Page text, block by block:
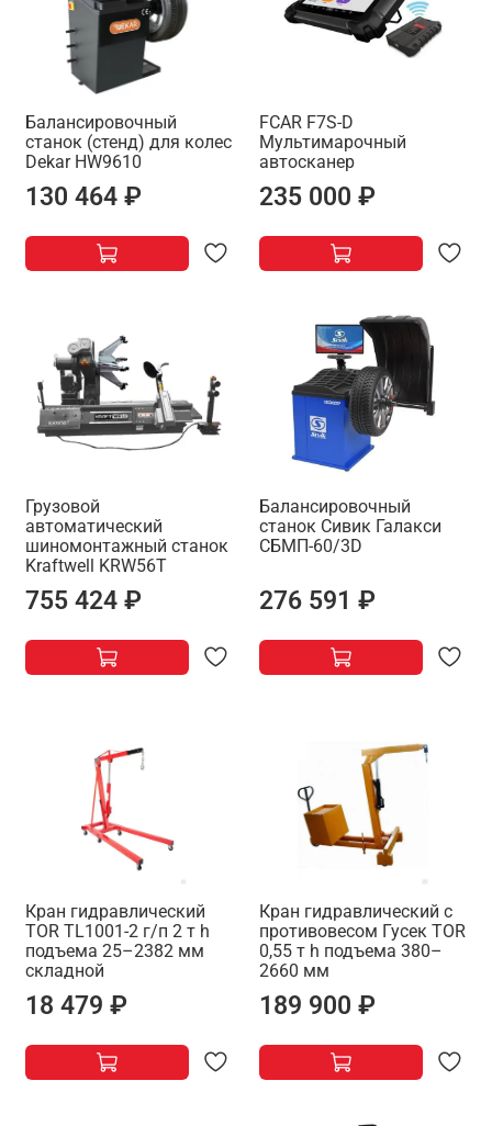
Балансировочный
станок (стенд) для колес
Dekar HW9610
130 464 ₽
FCAR F7S-D
Мультимарочный
автосканер
235 000 ₽
Грузовой
автоматический
шиномонтажный станок
Kraftwell KRW56T
755 424 ₽
Балансировочный
станок Сивик Галакси
СБМП-60/3D
276 591 ₽
Кран гидравлический
TOR TL1001-2 г/п 2 т h
подъема 25–2382 мм
складной
18 479 ₽
Кран гидравлический c
противовесом Гусек TOR
0,55 т h подъема 380–
2660 мм
189 900 ₽